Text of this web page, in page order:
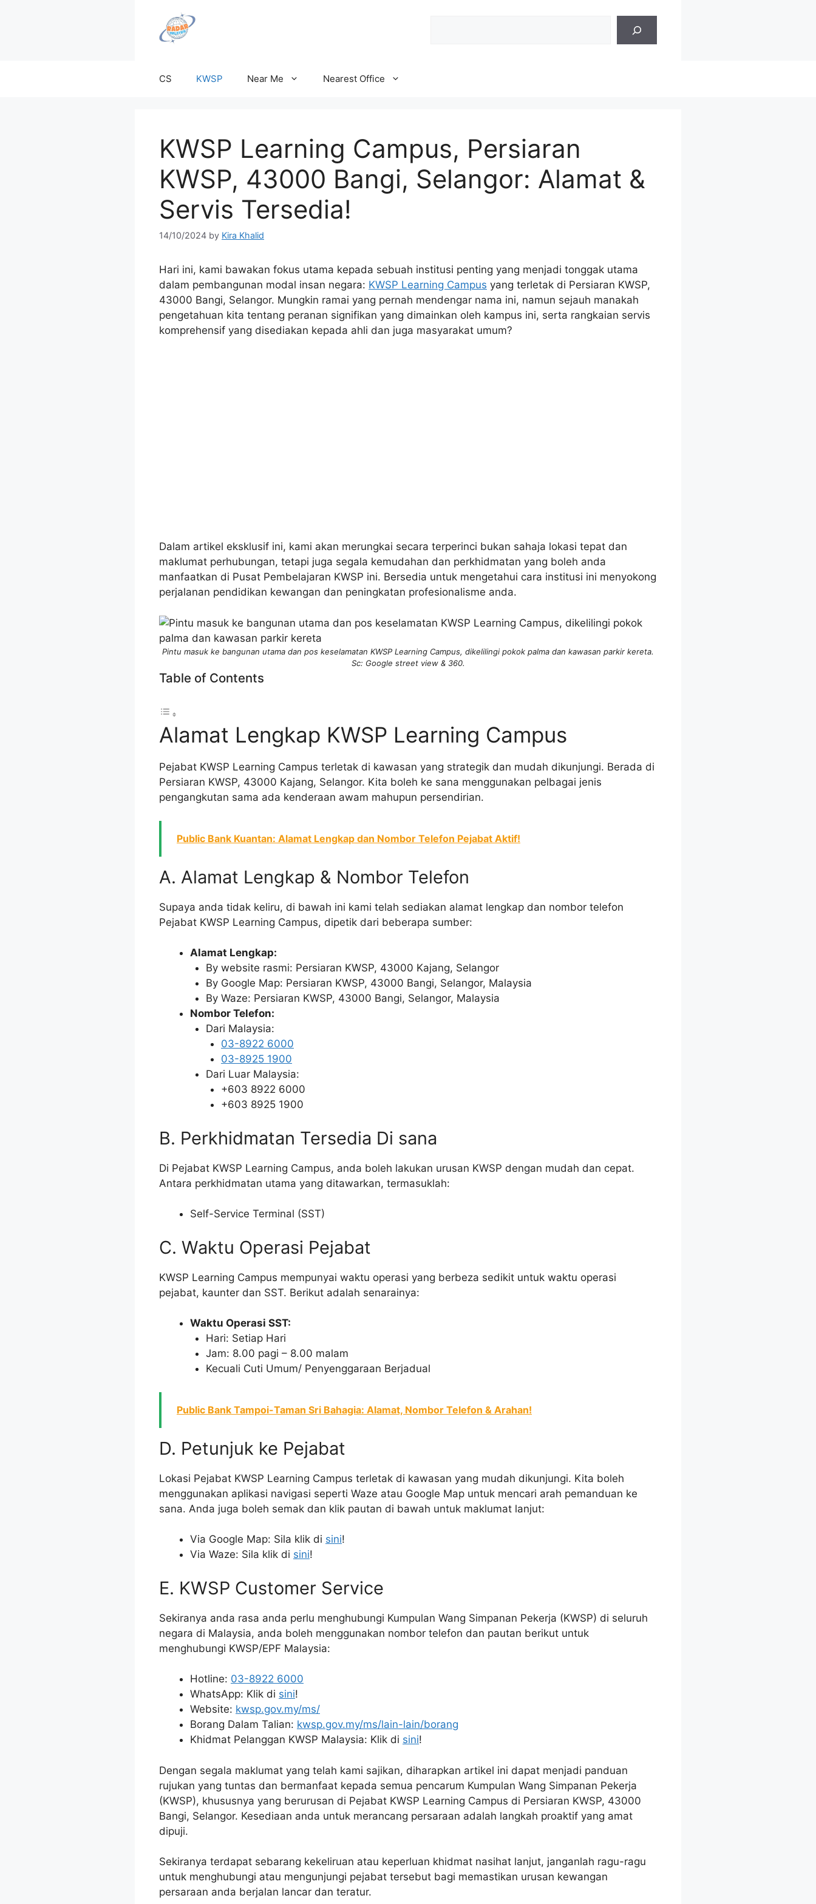
CS KWSP Near Me Nearest Office
KWSP Learning Campus, Persiaran
KWSP, 43000 Bangi, Selangor: Alamat &
Servis Tersedia!
14/10/2024 by Kira Khalid
Hari ini, kami bawakan fokus utama kepada sebuah institusi penting yang menjadi tonggak utama
dalam pembangunan modal insan negara: KWSP Learning Campus yang terletak di Persiaran KWSP,
43000 Bangi, Selangor. Mungkin ramai yang pernah mendengar nama ini, namun sejauh manakah
pengetahuan kita tentang peranan signifikan yang dimainkan oleh kampus ini, serta rangkaian servis
komprehensif yang disediakan kepada ahli dan juga masyarakat umum?
Dalam artikel eksklusif ini, kami akan merungkai secara terperinci bukan sahaja lokasi tepat dan
maklumat perhubungan, tetapi juga segala kemudahan dan perkhidmatan yang boleh anda
manfaatkan di Pusat Pembelajaran KWSP ini. Bersedia untuk mengetahui cara institusi ini menyokong
perjalanan pendidikan kewangan dan peningkatan profesionalisme anda.
Pintu masuk ke bangunan utama dan pos keselamatan KWSP Learning Campus, dikelilingi pokok palma dan kawasan parkir kereta.
Sc: Google street view & 360.
Table of Contents
Alamat Lengkap KWSP Learning Campus
Pejabat KWSP Learning Campus terletak di kawasan yang strategik dan mudah dikunjungi. Berada di
Persiaran KWSP, 43000 Kajang, Selangor. Kita boleh ke sana menggunakan pelbagai jenis
pengangkutan sama ada kenderaan awam mahupun persendirian.
Public Bank Kuantan: Alamat Lengkap dan Nombor Telefon Pejabat Aktif!
A. Alamat Lengkap & Nombor Telefon
Supaya anda tidak keliru, di bawah ini kami telah sediakan alamat lengkap dan nombor telefon
Pejabat KWSP Learning Campus, dipetik dari beberapa sumber:
Alamat Lengkap:
By website rasmi: Persiaran KWSP, 43000 Kajang, Selangor
By Google Map: Persiaran KWSP, 43000 Bangi, Selangor, Malaysia
By Waze: Persiaran KWSP, 43000 Bangi, Selangor, Malaysia
Nombor Telefon:
Dari Malaysia:
03-8922 6000
03-8925 1900
Dari Luar Malaysia:
+603 8922 6000
+603 8925 1900
B. Perkhidmatan Tersedia Di sana
Di Pejabat KWSP Learning Campus, anda boleh lakukan urusan KWSP dengan mudah dan cepat.
Antara perkhidmatan utama yang ditawarkan, termasuklah:
Self-Service Terminal (SST)
C. Waktu Operasi Pejabat
KWSP Learning Campus mempunyai waktu operasi yang berbeza sedikit untuk waktu operasi
pejabat, kaunter dan SST. Berikut adalah senarainya:
Waktu Operasi SST:
Hari: Setiap Hari
Jam: 8.00 pagi – 8.00 malam
Kecuali Cuti Umum/ Penyenggaraan Berjadual
Public Bank Tampoi-Taman Sri Bahagia: Alamat, Nombor Telefon & Arahan!
D. Petunjuk ke Pejabat
Lokasi Pejabat KWSP Learning Campus terletak di kawasan yang mudah dikunjungi. Kita boleh
menggunakan aplikasi navigasi seperti Waze atau Google Map untuk mencari arah pemanduan ke
sana. Anda juga boleh semak dan klik pautan di bawah untuk maklumat lanjut:
Via Google Map: Sila klik di sini!
Via Waze: Sila klik di sini!
E. KWSP Customer Service
Sekiranya anda rasa anda perlu menghubungi Kumpulan Wang Simpanan Pekerja (KWSP) di seluruh
negara di Malaysia, anda boleh menggunakan nombor telefon dan pautan berikut untuk
menghubungi KWSP/EPF Malaysia:
Hotline: 03-8922 6000
WhatsApp: Klik di sini!
Website: kwsp.gov.my/ms/
Borang Dalam Talian: kwsp.gov.my/ms/lain-lain/borang
Khidmat Pelanggan KWSP Malaysia: Klik di sini!
Dengan segala maklumat yang telah kami sajikan, diharapkan artikel ini dapat menjadi panduan
rujukan yang tuntas dan bermanfaat kepada semua pencarum Kumpulan Wang Simpanan Pekerja
(KWSP), khususnya yang berurusan di Pejabat KWSP Learning Campus di Persiaran KWSP, 43000
Bangi, Selangor. Kesediaan anda untuk merancang persaraan adalah langkah proaktif yang amat
dipuji.
Sekiranya terdapat sebarang kekeliruan atau keperluan khidmat nasihat lanjut, janganlah ragu-ragu
untuk menghubungi atau mengunjungi pejabat tersebut bagi memastikan urusan kewangan
persaraan anda berjalan lancar dan teratur.